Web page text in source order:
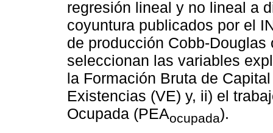
regresión lineal y no lineal a
coyuntura publicados por el
de producción Cobb-
seleccionan las variables
la Formación Bruta de
Existencias (VE) y, ii) el
Ocupada (PEAocupada).